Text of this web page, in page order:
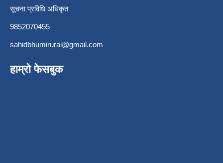
सूचना प्रविधि अधिकृत
9852070455
sahidbhumirural@gmail.com
हाम्रो फेसबुक